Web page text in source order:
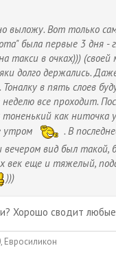
выложу. Вот только
была первые 3 дня -
такси в очках)))
долго держались.
в пять слоев
все проходит.
как ниточка
утром
. В
вид был такой,
век еще и тяжелый,
)))
Хорошо сводит любые
Евросиликон